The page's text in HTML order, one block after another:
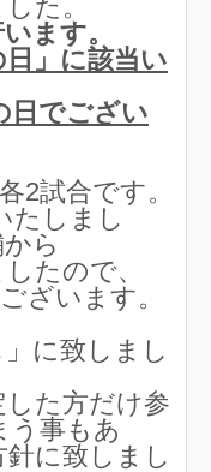
た。
ます。
」に該当い
日でござい
2試合です。
たしまし
ら
たので、
ざいます。
に致しまし
た方だけ参
う事もあ
に致しまし